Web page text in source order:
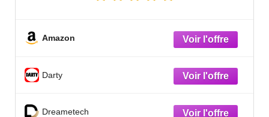
Amazon
Darty
Dreametech